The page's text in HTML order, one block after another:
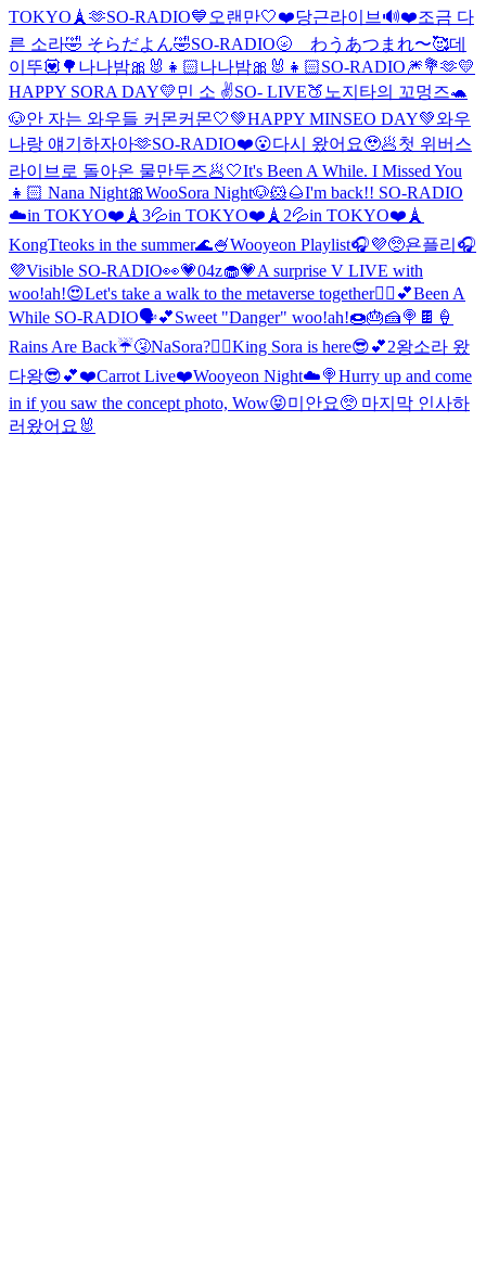
TOKYO🗼🫶SO-RADIO💙 오랜만🤍❤️당근라이브🔊❤️조금 다
른 소라🤣 そらだよん🤣SO-RADIO🌝 わうあつまれ〜🥰데
이뚜💟🌳 나나밤🎀🐰👧🏻나나밤🎀🐰👧🏻SO-RADIO🎆💐🫶💛
HAPPY SORA DAY💛민 소 ✌️SO- LIVE🍑 노지타의 꼬멍즈🐢
🐶안 자는 와우들 커몬커몬🤍💚HAPPY MINSEO DAY💚와우
나랑 얘기하자아🫶SO-RADIO❤️😮다시 왔어요🥹🥟첫 위버스
라이브로 돌아온 물만두즈🥟🤍It's Been A While. I Missed You
👧🏻 Nana Night🎀WooSora Night🐶🐹🌰I'm back!! SO-RADIO
☁️in TOKYO❤️🗼3💦in TOKYO❤️🗼2💦in TOKYO❤️🗼
KongTteoks in the summer🌊🍧Wooyeon Playlist🎧💜🥺욘플리🎧
💜Visible SO-RADIO👀💗04z🧁💗A surprise V LIVE with
woo!ah!😍Let's take a walk to the metaverse together🚶‍♀️💕Been A
While SO-RADIO🗣💕Sweet "Danger" woo!ah!🍩🎂🍰🍭🍫🍦
Rains Are Back☔️🤧NaSora?❤️‍🔥King Sora is here😎💕2왕소라 왔
다왕😎💕❤️Carrot Live❤️Wooyeon Night☁️🍭Hurry up and come
in if you saw the concept photo, Wow😝미안요🥺 마지막 인사하
러왔어요🐰